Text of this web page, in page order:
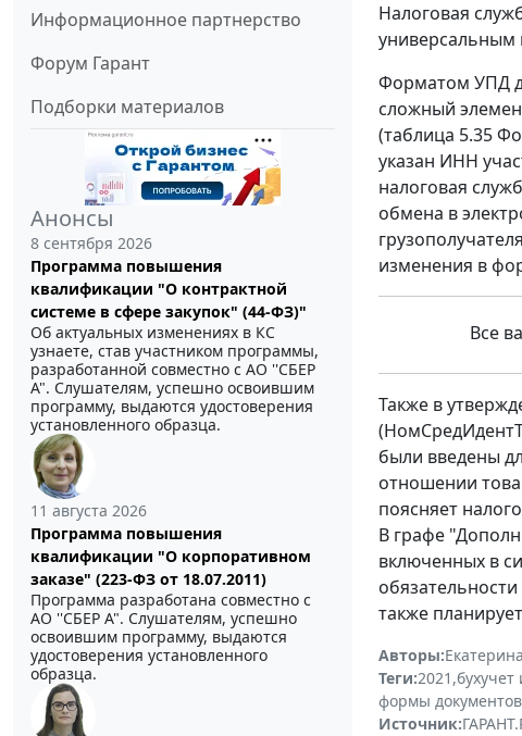
Информационное партнерство
Форум Гарант
Подборки материалов
Анонсы
8 сентября 2026
Программа повышения
квалификации "О контрактной
системе в сфере закупок" (44-ФЗ)"
Об актуальных изменениях в КС
узнаете, став участником программы,
разработанной совместно с АО ''СБЕР
А". Слушателям, успешно освоившим
программу, выдаются удостоверения
установленного образца.
11 августа 2026
Программа повышения
квалификации "О корпоративном
заказе" (223-ФЗ от 18.07.2011)
Программа разработана совместно с
АО ''СБЕР А". Слушателям, успешно
освоившим программу, выдаются
удостоверения установленного
образца.
Налоговая
универсальным
Форматом УПД
сложный
(таблица 5.35
указан ИНН
налоговая
обмена в
изменения в
Все
Также в
были введены
отношении
поясняет
В графе
включенных в
также
Авторы:
Теги:2021 ,бухучет
формы документов
Источник: